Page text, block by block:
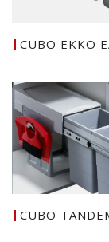
CUBO EKKO
CUBO